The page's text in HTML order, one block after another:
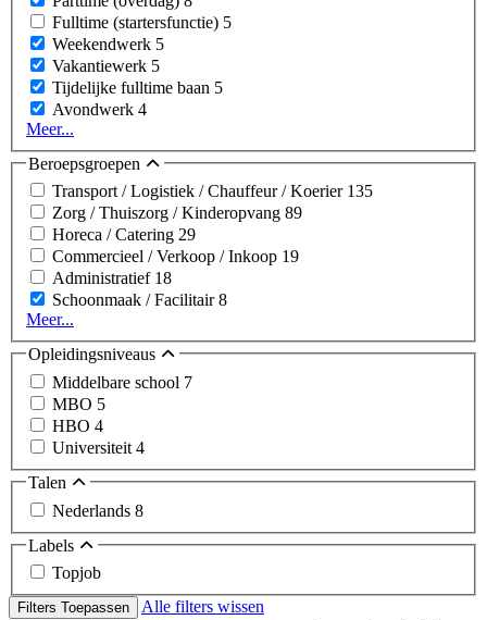
Fulltime (startersfunctie) 5
Weekendwerk 5
Vakantiewerk 5
Tijdelijke fulltime baan 5
Avondwerk 4
Meer...
Beroepsgroepen
Transport / Logistiek / Chauffeur / Koerier 135
Zorg / Thuiszorg / Kinderopvang 89
Horeca / Catering 29
Commercieel / Verkoop / Inkoop 19
Administratief 18
Schoonmaak / Facilitair8
Meer...
Opleidingsniveaus
Middelbare school 7
MBO 5
HBO 4
Universiteit 4
Talen
Nederlands 8
Labels
Topjob
Filters Toepassen
Alle filters wissen